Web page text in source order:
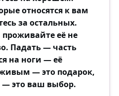
относятся к вам
за остальных.
её не
Падать — часть
на ноги — её
— это подарок,
это ваш выбор.